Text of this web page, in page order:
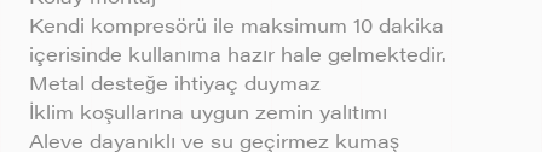
Kendi kompresörü ile maksimum 10 dakika
içerisinde kullanıma hazır hale gelmektedir.
Metal desteğe ihtiyaç duymaz
İklim koşullarına uygun zemin yalıtımı
Aleve dayanıklı ve su geçirmez kumaş